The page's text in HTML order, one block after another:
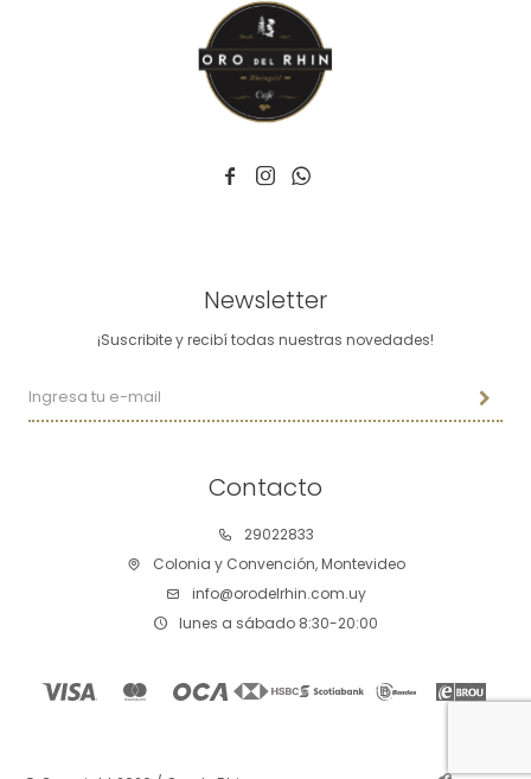
  
Contacto
29022833
Colonia y Convención, Montevideo
info@orodelrhin.com.uy
lunes a sábado 8:30-20:00
Newsletter
¡Suscribite y recibí todas nuestras novedades!